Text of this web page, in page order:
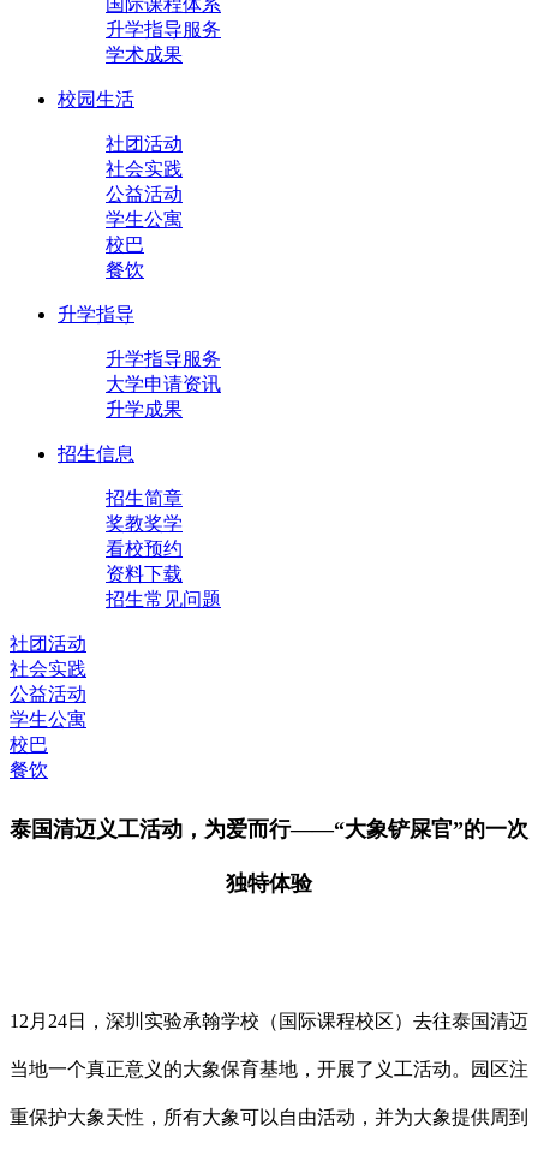
升学指导服务
学术成果
校园生活
社团活动
社会实践
公益活动
学生公寓
校巴
餐饮
升学指导
升学指导服务
大学申请资讯
升学成果
招生信息
招生简章
奖教奖学
看校预约
资料下载
招生常见问题
社团活动
社会实践
公益活动
学生公寓
校巴
餐饮
泰国清迈义工活动，为爱而行——“大象铲屎官”的一次
独特体验
12月24日，深圳实验承翰学校（国际课程校区）去往泰国清迈
当地一个真正意义的大象保育基地，开展了义工活动。 园区注
重保护大象天性，所有大象可以自由活动，并为大象提供周到